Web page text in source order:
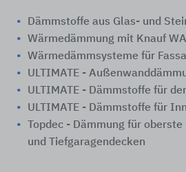
Dämmstoffe aus Glas- und
Wärmedämmung mit Knauf
Wärmedämmsysteme für
ULTIMATE -
ULTIMATE - Dämmstoffe für
ULTIMATE - Dämmstoffe für
Topdec - Dämmung für
und Tiefgaragendecken